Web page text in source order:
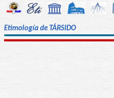
Etimología de TÁRSIDO